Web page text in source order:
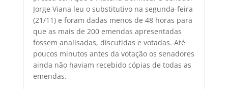
Jorge Viana leu o substitutivo na segunda-feira
(21/11) e foram dadas menos de 48 horas para
que as mais de 200 emendas apresentadas
fossem analisadas, discutidas e votadas. Até
poucos minutos antes da votação os senadores
ainda não haviam recebido cópias de todas as
emendas.